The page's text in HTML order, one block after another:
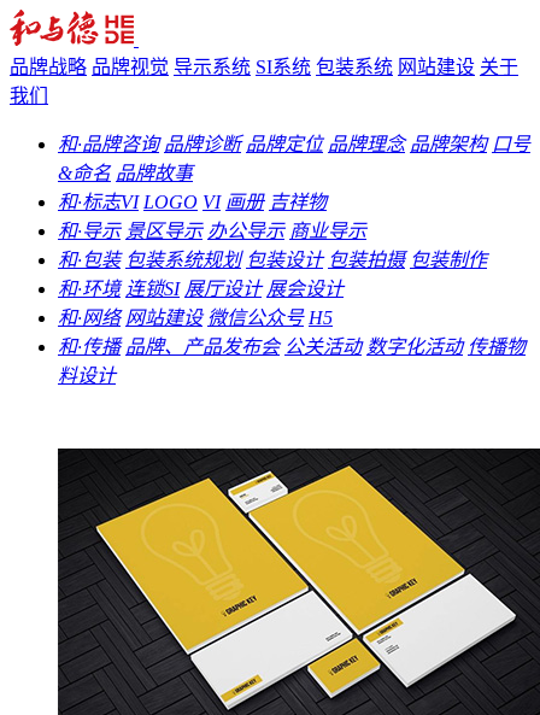
品牌战略 品牌视觉 导示系统 SI系统 包装系统 网站建设 关于
我们
和·品牌咨询 品牌诊断 品牌定位 品牌理念 品牌架构 口号
&命名 品牌故事
和·标志VI LOGO VI 画册 吉祥物
和·导示 景区导示 办公导示 商业导示
和·包装 包装系统规划 包装设计 包装拍摄 包装制作
和·环境 连锁SI 展厅设计 展会设计
和·网络 网站建设 微信公众号 H5
和·传播 品牌、产品发布会 公关活动 数字化活动 传播物
料设计